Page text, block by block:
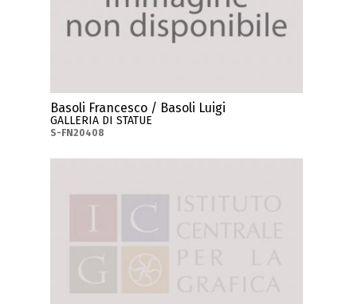
Basoli Francesco / Basoli Luigi
GALLERIA DI STATUE
S-FN20408